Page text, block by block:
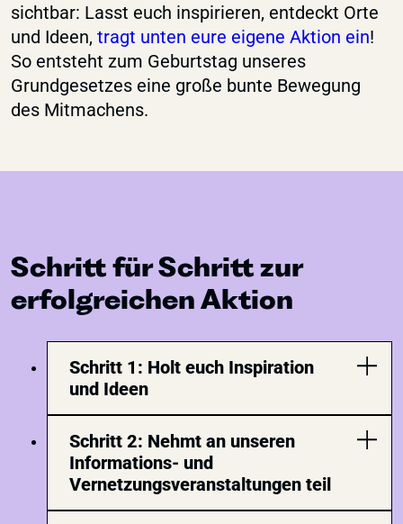
sichtbar: Lasst euch inspirieren, entdeckt Orte
und Ideen, tragt unten eure eigene Aktion ein!
So entsteht zum Geburtstag unseres
Grundgesetzes eine große bunte Bewegung
des Mitmachens.
Schritt für Schritt zur
erfolgreichen Aktion
Schritt 1: Holt euch Inspiration
und Ideen
Schritt 2: Nehmt an unseren
Informations- und
Vernetzungsveranstaltungen teil